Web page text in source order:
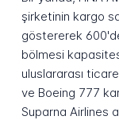
şirketinin kargo
göstererek
bölmesi
uluslararası
ve Boeing 777
Suparna Airlines